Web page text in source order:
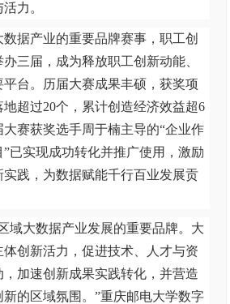
力。
据产业的重要品牌赛事，职工创
三届，成为释放职工创新动能、
台。历届大赛成果丰硕，获奖项
地超过20个，累计创造经济效益超6
赛获奖选手周于楠主导的“企业作
已实现成功转化并推广使用，激励
践，为数据赋能千行百业发展贡
域大数据产业发展的重要品牌。大
创新活力，促进技术、人才与资
加速创新成果实践转化，并营造
的区域氛围。”重庆邮电大学数字